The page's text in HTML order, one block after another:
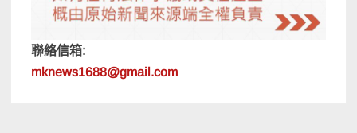
聯絡信箱:
mknews1688@gmail.com